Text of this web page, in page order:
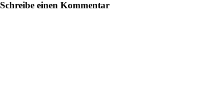
Schreibe einen Kommentar